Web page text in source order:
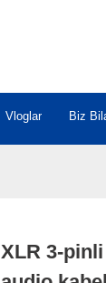
Vloglar Biz
XLR 3-